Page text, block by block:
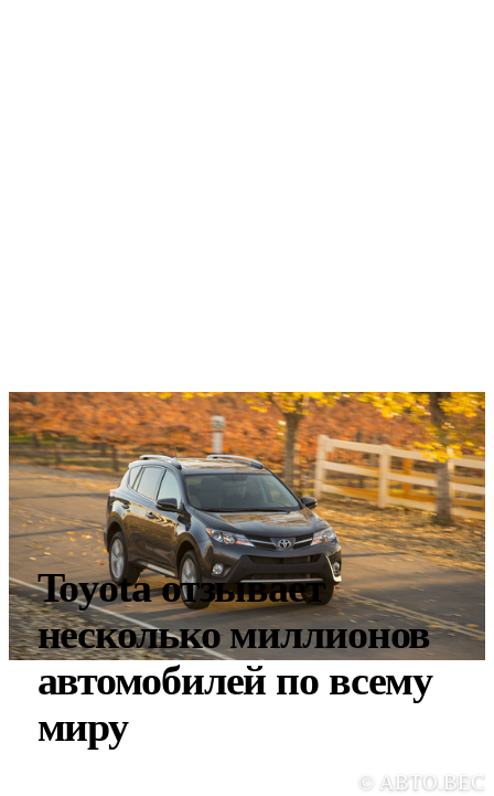
Toyota отзывает
несколько миллионов
автомобилей по всему
миру
©